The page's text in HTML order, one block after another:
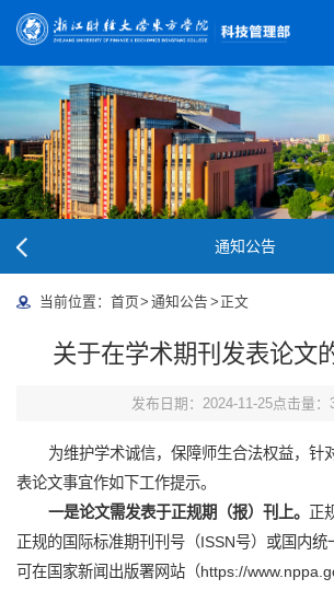
通知公告
当前位置： 首页> 通知公告 > 正文
关于在学术期刊发表论文
发布日期：2024-11-25点击量：
为维护学术诚信，保障师生合法权益，针
表论文事宜作如下工作提示。
一是论文需发表于正规期（报）刊上。
正
正规的国际标准期刊刊号（ISSN号）或国内
可在国家新闻出版署网站（https://